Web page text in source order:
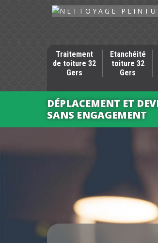
Traitement
de toiture 32
Gers
Etanchéité
toiture 32
Gers
DÉPLACEMENT ET
SANS ENGAGEMENT